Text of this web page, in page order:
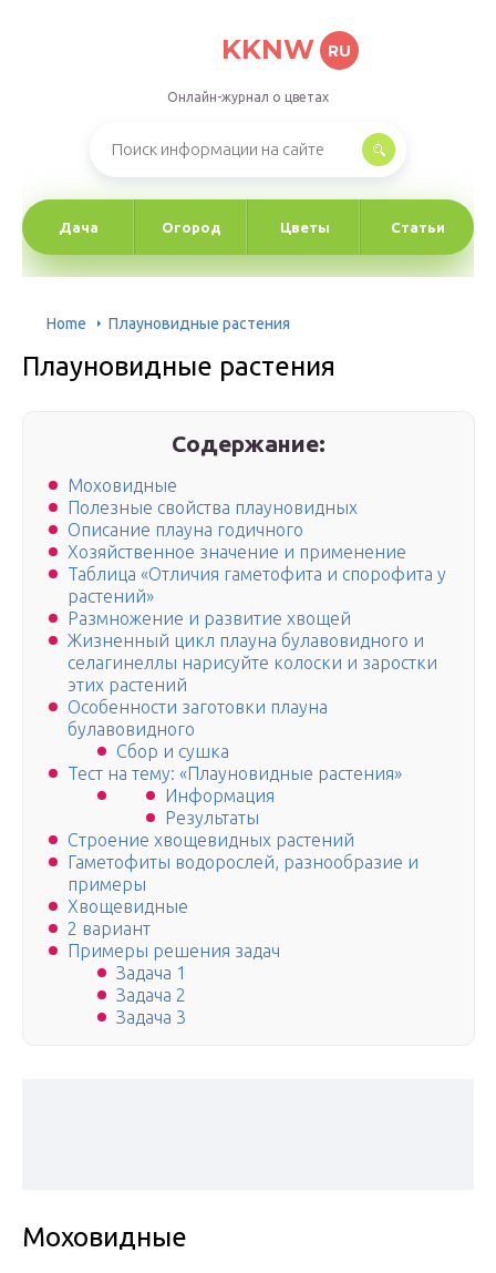
KKNW RU
Онлайн-журнал о цветах
Дача Огород Цветы Статьи
Home Плауновидные растения
Плауновидные растения
Содержание:
Моховидные
Полезные свойства плауновидных
Описание плауна годичного
Хозяйственное значение и применение
Таблица «Отличия гаметофита и спорофита у
растений»
Размножение и развитие хвощей
Жизненный цикл плауна булавовидного и
селагинеллы нарисуйте колоски и заростки
этих растений
Особенности заготовки плауна
булавовидного
Сбор и сушка
Тест на тему: «Плауновидные растения»
Информация
Результаты
Строение хвощевидных растений
Гаметофиты водорослей, разнообразие и
примеры
Хвощевидные
2 вариант
Примеры решения задач
Задача 1
Задача 2
Задача 3
Моховидные